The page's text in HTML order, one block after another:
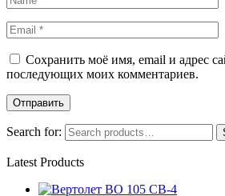
Сохранить моё имя, email и адрес
последующих моих комментариев.
Search for:
Latest Products